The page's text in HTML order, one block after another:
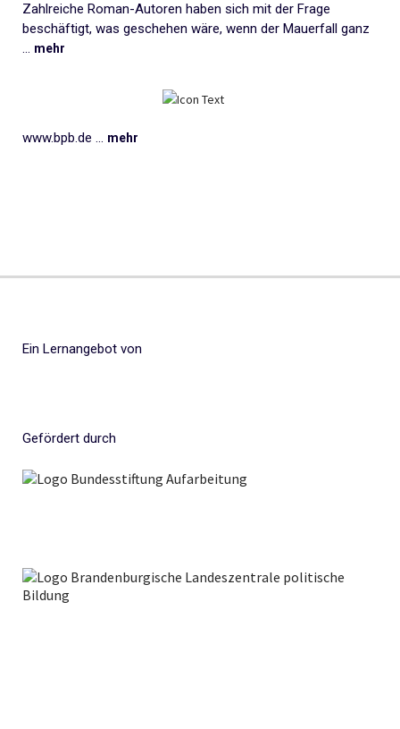
Zahlreiche Roman-Autoren haben sich mit der Frage
beschäftigt, was geschehen wäre, wenn der Mauerfall ganz
... mehr
www.bpb.de ... mehr
Ein Lernangebot von
Gefördert durch